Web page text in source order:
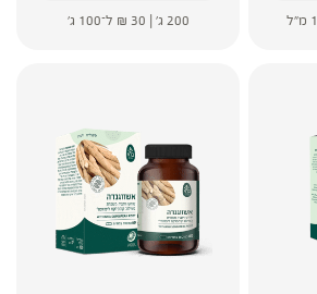
200 ג' | ₪ 30 ל־100 ג'